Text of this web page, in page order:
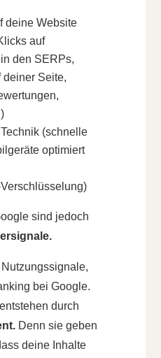
deine Website
auf
den SERPs,
deiner Seite,
(schnelle
optimiert
sind jedoch
bei Google.
durch
Denn sie geben
deine Inhalte